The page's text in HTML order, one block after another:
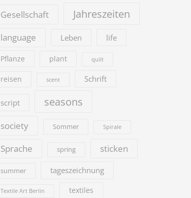
Gesellschaft Jahreszeiten
language Leben life
Pflanze plant quilt
reisen scent Schrift
script seasons
society Sommer Spirale
Sprache spring sticken
summer tageszeichnung
Textile Art Berlin textiles